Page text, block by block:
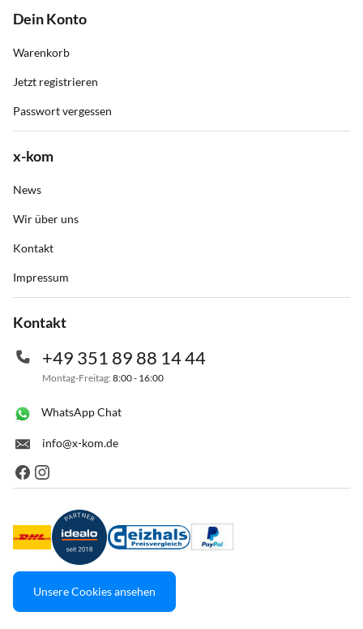
Dein Konto
Warenkorb
Jetzt registrieren
Passwort vergessen
x-kom
News
Wir über uns
Kontakt
Impressum
Kontakt
+49 351 89 88 14 44
Montag-Freitag: 8:00 - 16:00
WhatsApp Chat
info@x-kom.de
Unsere Cookies ansehen